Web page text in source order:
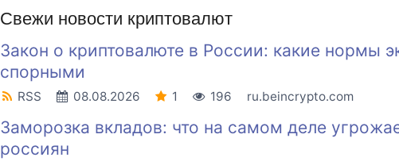
Свежи новости криптовалют
Закон о криптовалюте в России: какие нормы
спорными
RSS 08.08.2026 1 196 ru.beincrypto.com
Заморозка вкладов: что на самом деле
россиян